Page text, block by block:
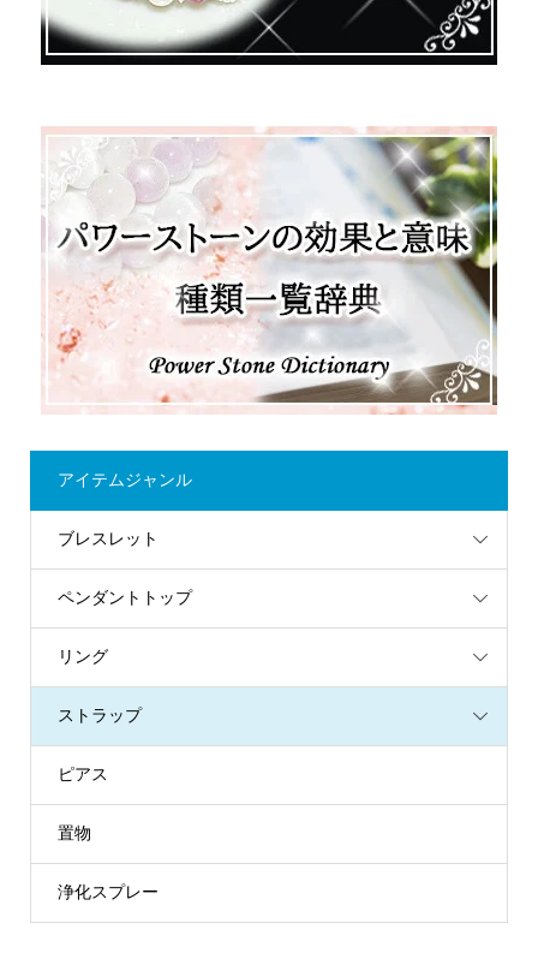
アイテムジャンル
ブレスレット
ペンダントトップ
リング
ストラップ
ピアス
置物
浄化スプレー